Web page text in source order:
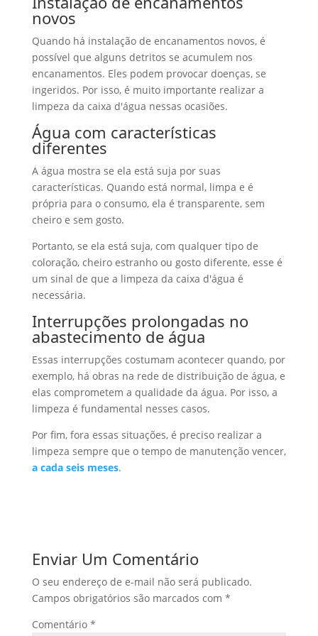
novos
Quando há instalação de encanamentos novos, é
possível que alguns detritos se acumulem nos
encanamentos. Eles podem provocar doenças, se
ingeridos. Por isso, é muito importante realizar a
limpeza da caixa d'água nessas ocasiões.
Água com características
diferentes
A água mostra se ela está suja por suas
características. Quando está normal, limpa e é
própria para o consumo, ela é transparente, sem
cheiro e sem gosto.
Portanto, se ela está suja, com qualquer tipo de
coloração, cheiro estranho ou gosto diferente, esse é
um sinal de que a limpeza da caixa d'água é
necessária.
Interrupções prolongadas no
abastecimento de água
Essas interrupções costumam acontecer quando, por
exemplo, há obras na rede de distribuição de água, e
elas comprometem a qualidade da água. Por isso, a
limpeza é fundamental nesses casos.
Por fim, fora essas situações, é preciso realizar a
limpeza sempre que o tempo de manutenção vencer,
a cada seis meses.
Enviar Um Comentário
O seu endereço de e-mail não será publicado.
Campos obrigatórios são marcados com *
Comentário *